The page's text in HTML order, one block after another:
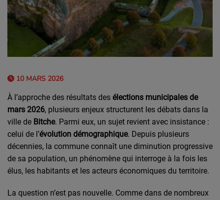
10 MARS 2026
À l’approche des résultats des élections municipales de
mars 2026, plusieurs enjeux structurent les débats dans la
ville de Bitche. Parmi eux, un sujet revient avec insistance :
celui de l’évolution démographique. Depuis plusieurs
décennies, la commune connaît une diminution progressive
de sa population, un phénomène qui interroge à la fois les
élus, les habitants et les acteurs économiques du territoire.
La question n’est pas nouvelle. Comme dans de nombreux